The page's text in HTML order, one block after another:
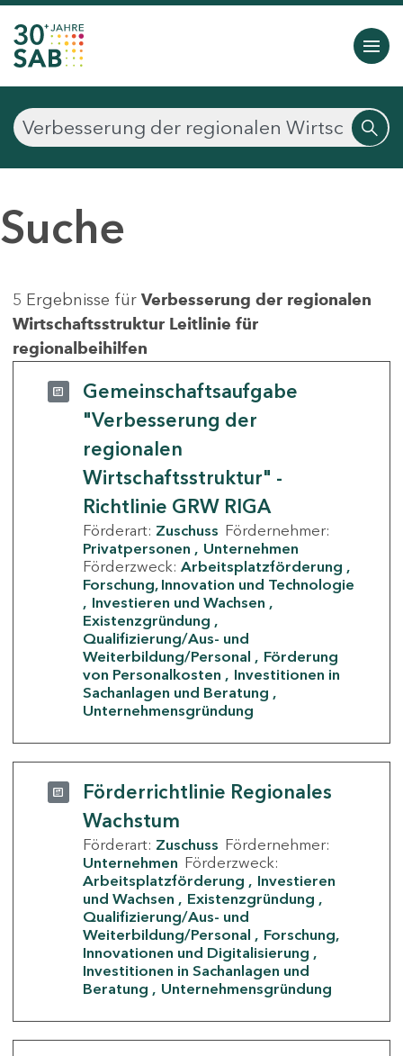
Suche
5 Ergebnisse für Verbesserung der regionalen
Wirtschaftsstruktur Leitlinie für
regionalbeihilfen
Gemeinschaftsaufgabe
"Verbesserung der
regionalen
Wirtschaftsstruktur" -
Richtlinie GRW RIGA
Förderart: Zuschuss Fördernehmer:
Privatpersonen
Unternehmen
Förderzweck: Arbeitsplatzförderung
Forschung, Innovation und Technologie
Investieren und Wachsen
Existenzgründung
Qualifizierung/Aus- und
Weiterbildung/Personal
Förderung
von Personalkosten
Investitionen in
Sachanlagen und Beratung
Unternehmensgründung
Förderrichtlinie Regionales
Wachstum
Förderart: Zuschuss Fördernehmer:
Unternehmen Förderzweck:
Arbeitsplatzförderung
Investieren
und Wachsen
Existenzgründung
Qualifizierung/Aus- und
Weiterbildung/Personal
Forschung,
Innovationen und Digitalisierung
Investitionen in Sachanlagen und
Beratung
Unternehmensgründung